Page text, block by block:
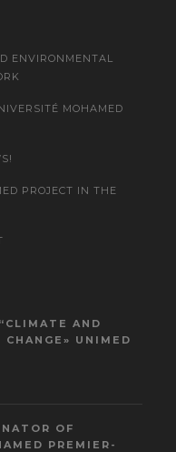
ENVIRONMENTAL
MOHAMED
PROJECT IN THE
AND
UNIMED
OF
PREMIER-